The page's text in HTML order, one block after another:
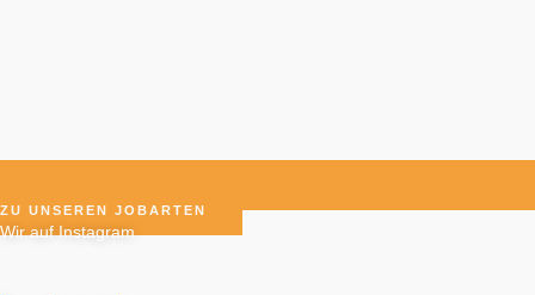
ZU UNSEREN JOBARTEN
Wir auf Instagram